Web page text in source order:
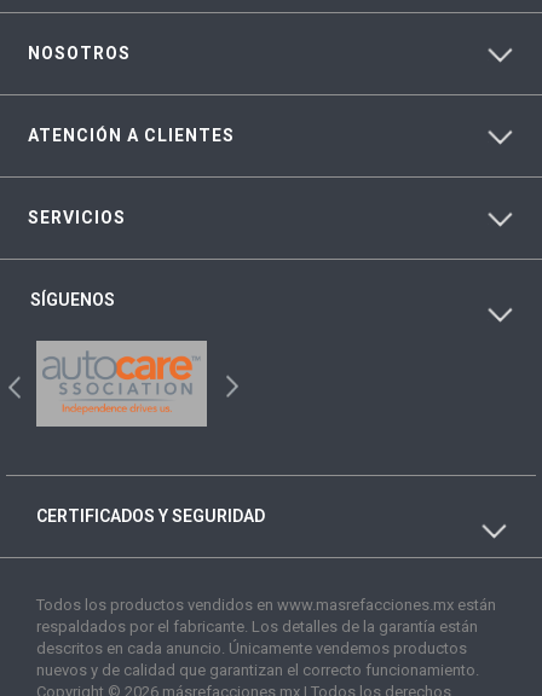
NOSOTROS
ATENCIÓN A CLIENTES
SERVICIOS
SÍGUENOS
CERTIFICADOS Y SEGURIDAD
Todos los productos vendidos en www.masrefacciones.mx están
respaldados por el fabricante. Los detalles de la garantía están
descritos en cada anuncio. Únicamente vendemos productos
nuevos y de calidad que garantizan el correcto funcionamiento.
Copyright © 2026 másrefacciones.mx | Todos los derechos